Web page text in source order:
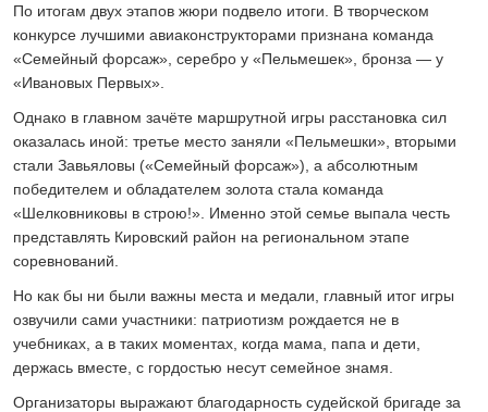
По итогам двух этапов жюри подвело итоги. В творческом
конкурсе лучшими авиаконструкторами признана команда
«Семейный форсаж», серебро у «Пельмешек», бронза — у
«Ивановых Первых».
Однако в главном зачёте маршрутной игры расстановка сил
оказалась иной: третье место заняли «Пельмешки», вторыми
стали Завьяловы («Семейный форсаж»), а абсолютным
победителем и обладателем золота стала команда
«Шелковниковы в строю!». Именно этой семье выпала честь
представлять Кировский район на региональном этапе
соревнований.
Но как бы ни были важны места и медали, главный итог игры
озвучили сами участники: патриотизм рождается не в
учебниках, а в таких моментах, когда мама, папа и дети,
держась вместе, с гордостью несут семейное знамя.
Организаторы выражают благодарность судейской бригаде за